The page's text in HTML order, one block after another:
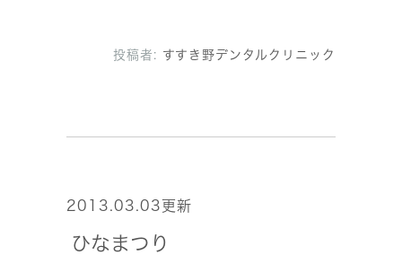
投稿者: すすき野デンタルクリニック
2013.03.03更新
ひなまつり